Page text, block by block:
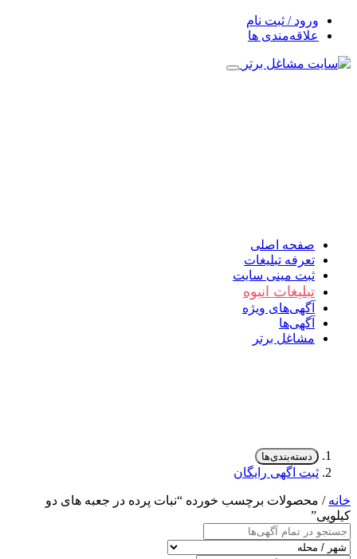
ورود / ثبت نام
علاقه‌مندی ها
صفحه اصلی
تعرفه تبلیغات
ثبت مینی سایت
تبلیغات انبوه
آگهی‌های ویژه
آگهی‌ها
مشاغل برتر
دسته‌بندی‌ها
ثبت اگهی رایگان
خانه / محصولات برچسب خورده “نبات پرده در جعبه های دو
کیلویی”